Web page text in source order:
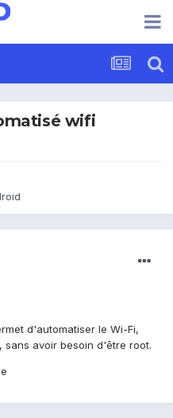
wifi
d'automatiser le Wi-Fi,
sans avoir besoin d'être root.